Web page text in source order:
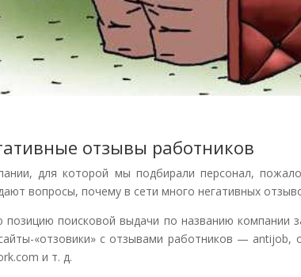
отзывы работников
для которой мы подбирали персонал,
вопросы, почему в сети много негативных
позицию поисковой выдачи по названию компании
«отзовики» с отзывами работников — antijob,
и т. д.